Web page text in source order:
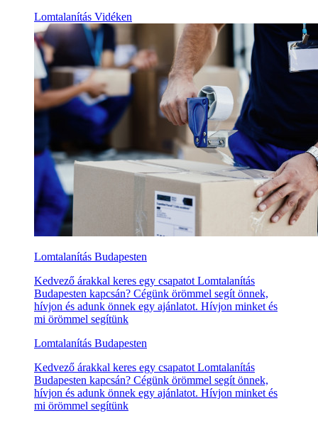
Lomtalanítás Vidéken
Lomtalanítás Budapesten
Kedvező árakkal keres egy csapatot Lomtalanítás
Budapesten kapcsán? Cégünk örömmel segít önnek,
hívjon és adunk önnek egy ajánlatot. Hívjon minket és
mi örömmel segítünk
Lomtalanítás Budapesten
Kedvező árakkal keres egy csapatot Lomtalanítás
Budapesten kapcsán? Cégünk örömmel segít önnek,
hívjon és adunk önnek egy ajánlatot. Hívjon minket és
mi örömmel segítünk